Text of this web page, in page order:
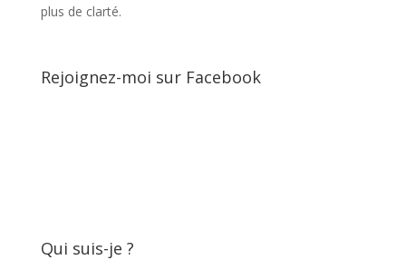
plus de clarté.
Rejoignez-moi sur Facebook
Qui suis-je ?